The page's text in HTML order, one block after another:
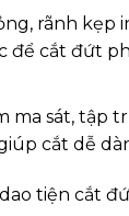
rãnh kẹp
để cắt đứt
ma sát, tập
cắt dễ
tiện cắt